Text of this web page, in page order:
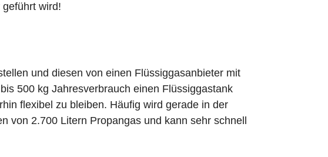
wird!
und diesen von einen Flüssiggasanbieter mit
500 kg Jahresverbrauch einen Flüssiggastank
flexibel zu bleiben. Häufig wird gerade in der
von 2.700 Litern Propangas und kann sehr schnell